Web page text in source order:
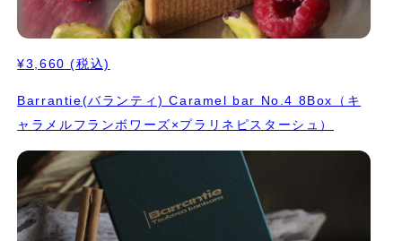
¥3,660 (税込)
Barrantie(バランティ) Caramel bar No.4 8Box（キ
ャラメルフランボワーズ×プラリネピスターシュ）